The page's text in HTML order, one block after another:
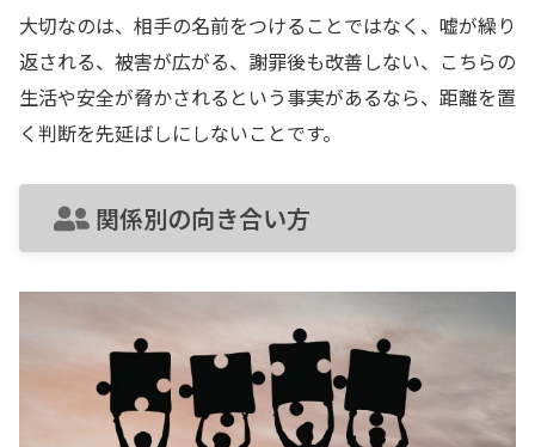
大切なのは、相手の名前をつけることではなく、嘘が繰り
返される、被害が広がる、謝罪後も改善しない、こちらの
生活や安全が脅かされるという事実があるなら、距離を置
く判断を先延ばしにしないことです。
関係別の向き合い方